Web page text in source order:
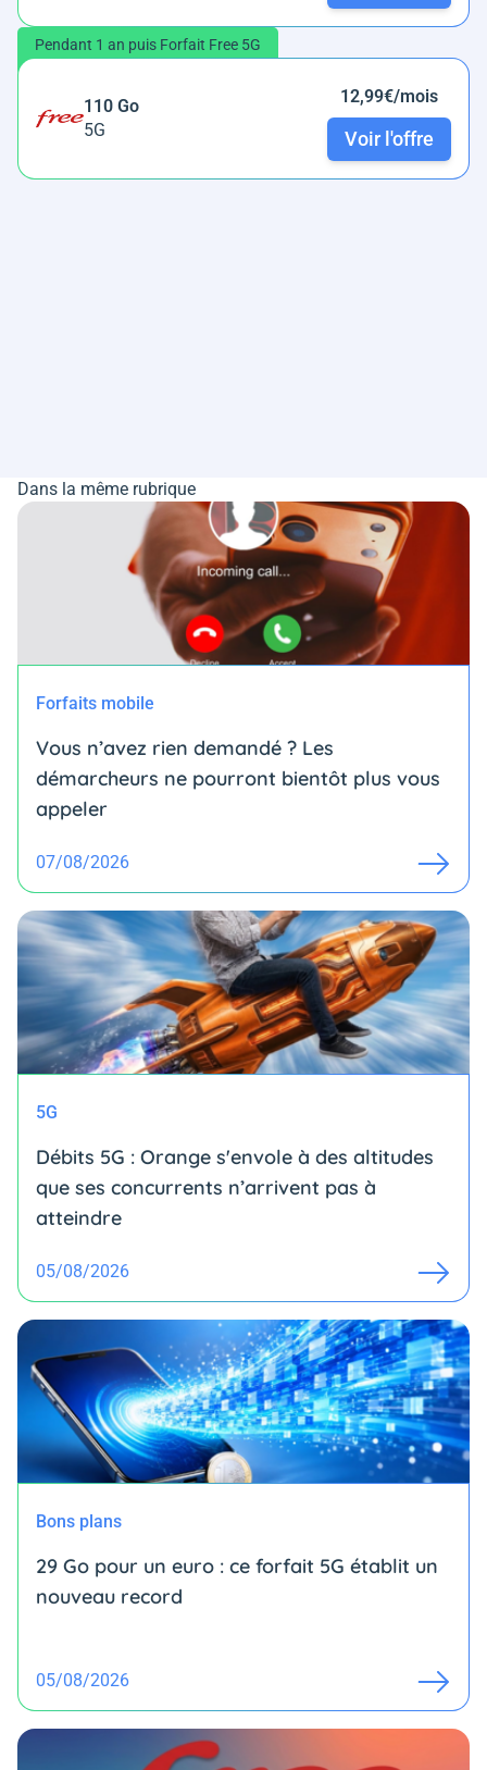
Pendant 1 an puis Forfait Free 5G
110 Go
5G
12,99€/mois
Voir l'offre
Dans la même rubrique
Forfaits mobile
Vous n’avez rien demandé ? Les
démarcheurs ne pourront bientôt plus vous
appeler
07/08/2026
5G
Débits 5G : Orange s'envole à des altitudes
que ses concurrents n’arrivent pas à
atteindre
05/08/2026
Bons plans
29 Go pour un euro : ce forfait 5G établit un
nouveau record
05/08/2026